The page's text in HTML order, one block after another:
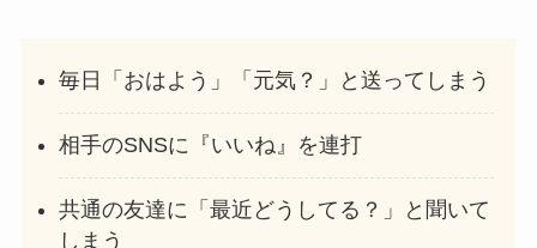
毎日「おはよう」「元気？」と送ってしまう
相手のSNSに『いいね』を連打
共通の友達に「最近どうしてる？」と聞いて
しまう